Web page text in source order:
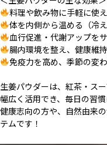
料理や飲み物に手軽に使
体を内側から温める（冷え
血行促進・代謝アップを
腸内環境を整え、健康維
免疫力を高め、季節の変
生姜パウダーは、紅茶・ス
幅広く活用でき、毎日の習
健康志向の方や、自然由来
テムです！